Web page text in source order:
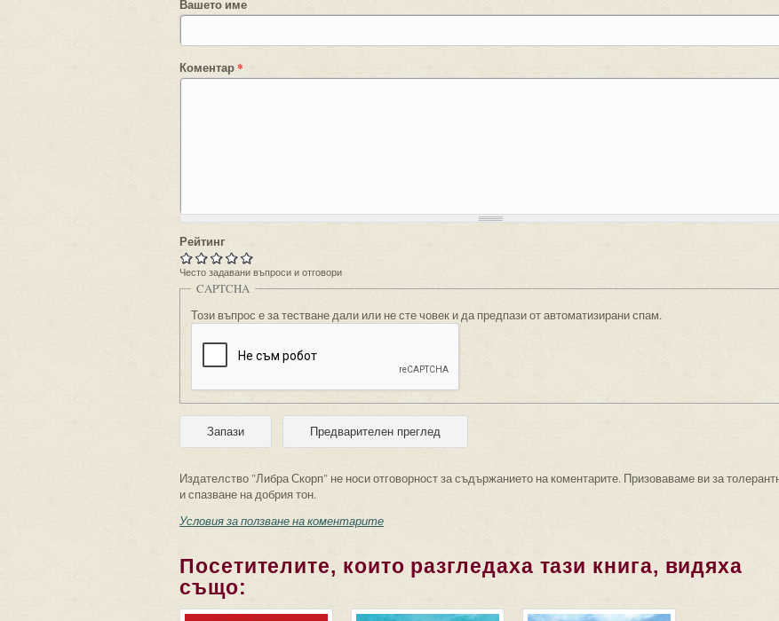
Вашето име
Коментар*
Рейтинг
Често задавани въпроси и отговори
CAPTCHA
Този въпрос е за тестване дали или не сте човек и да предпази от автоматизирани спам.
Издателство "Либра Скорп" не носи отговорност за съдържанието на коментарите. Призоваваме ви за
и спазване на добрия тон.
Условия за ползване на коментарите
Посетителите, които разгледаха тази книга, видяха
също: